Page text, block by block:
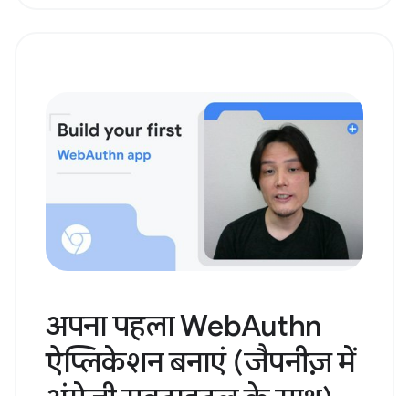
अपना पहला WebAuthn
ऐप्लिकेशन बनाएं (जैपनीज़ में